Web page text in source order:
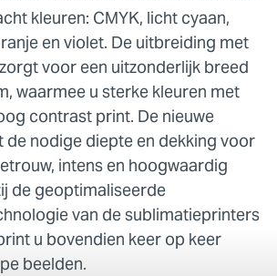
kleuren: CMYK, licht cyaan,
en violet. De uitbreiding met
voor een uitzonderlijk breed
waarmee u sterke kleuren met
contrast print. De nieuwe
de nodige diepte en dekking voor
intens en hoogwaardig
de geoptimaliseerde
van de sublimatieprinters
u bovendien keer op keer
beelden.